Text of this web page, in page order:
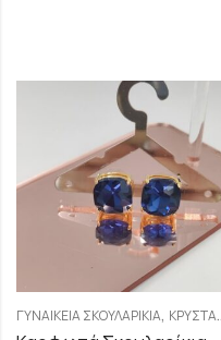
ΓΥΝΑΙΚΕΊΑ ΣΚΟΥΛΑΡΊΚΙΑ, ΚΡΥΣΤΆΛΛΙΝΑ ΣΚΟΥΛΑΡΊΚΙΑ